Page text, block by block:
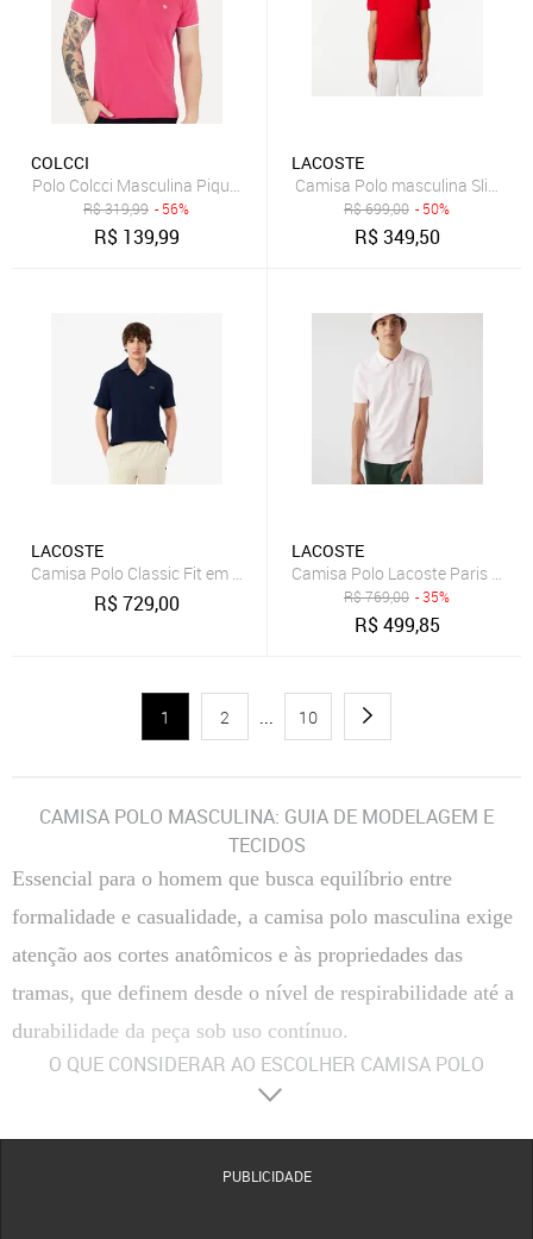
COLCCI
Polo Colcci Masculina Piquet Friso Logo Bordado Rosa
R$319,99 - 56%
R$ 139,99
LACOSTE
Camisa Polo masculina Slim
R$699,00 - 50%
R$349,50
LACOSTE
Camisa Polo Classic Fit em Algodão e Linho Azul
R$729,00
LACOSTE
Camisa Polo Lacoste Paris
R$769,00 - 35%
R$499,85
1 2 ... 10
CAMISA POLO MASCULINA: GUIA DE MODELAGEM E
TECIDOS
Essencial para o homem que busca equilíbrio entre
formalidade e casualidade, a camisa polo masculina exige
atenção aos cortes anatômicos e às propriedades das
tramas, que definem desde o nível de respirabilidade até a
durabilidade da peça sob uso contínuo.
O QUE CONSIDERAR AO ESCOLHER CAMISA POLO
MASCULINA
favorece a ventilação e possui alta resistência ao pilling. Versões em algodão egípcio ou
pima oferecem um brilho natural e toque sedoso superior para ocasiões formais. Já as
PUBLICIDADE